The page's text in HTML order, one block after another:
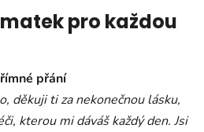
pro každou
přání
děkuji ti za nekonečnou lásku,
kterou mi dáváš každý den. Jsi